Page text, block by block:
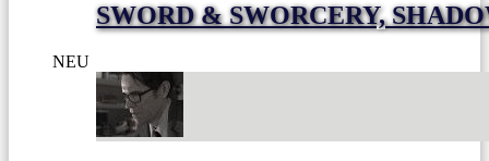
SWORD & SWORCERY,
NEU